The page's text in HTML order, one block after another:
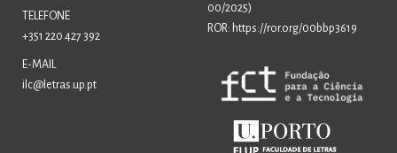
TELEFONE
+351 220 427 392
E-MAIL
ilc@letras.up.pt
00/2025)
ROR: https://ror.org/00bbp3619